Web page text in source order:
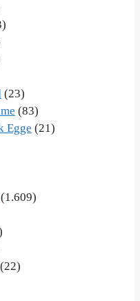
(23)
(83)
Egge (21)
(1.609)
(22)